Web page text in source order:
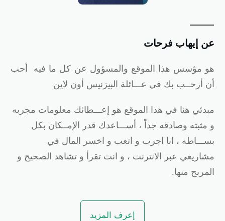
إيهاب فرحات
مؤسس هذا الموقع والمسؤول عن كل ما فيه أحب
أرحــب بك في عـــائلة البيزنيس أون لاين
هنا في هذا الموقع هو إعـــطائك معلومات مجربه
مثبته وصادقه جداً ، أســـاعدك قدر الإمــكان بكل
، انا اجرب و اتعب و اخسر المال في
عبر الانترنت ، و انت تقرأ و تشاهد الصحيح و
منها.
إعرف المزيد